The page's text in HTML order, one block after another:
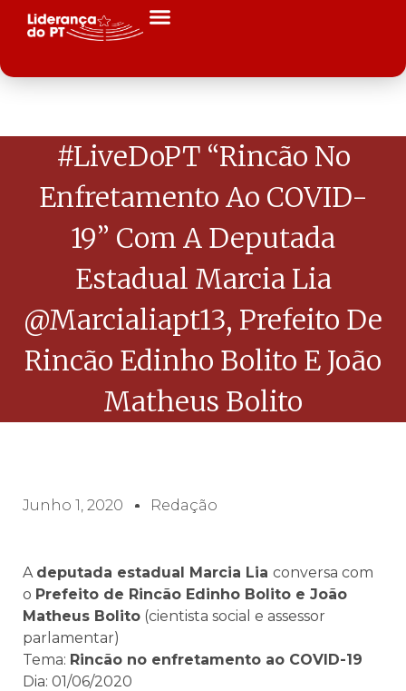
#LiveDoPT “Rincão No
Enfretamento Ao COVID-
19” Com A Deputada
Estadual Marcia Lia
@marcialiapt13, Prefeito De
Rincão Edinho Bolito E João
Matheus Bolito
Junho 1, 2020 Redação
A deputada estadual Marcia Lia conversa com
o Prefeito de Rincão Edinho Bolito e João
Matheus Bolito (cientista social e assessor
parlamentar)
Tema: Rincão no enfretamento ao COVID-19
Dia: 01/06/2020